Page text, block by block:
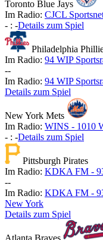
Toronto Blue Jays
Im Radio: CJCL
- : -Details zum Spiel
Philadelphia
Im Radio: 94 WIP
--
Im Radio: 94 WIP
Details zum Spiel
New York Mets
Im Radio: WINS - 1010
- : -Details zum Spiel
Pittsburgh Pirates
Im Radio: KDKA FM -
--
Im Radio: KDKA FM -
New York
Details zum Spiel